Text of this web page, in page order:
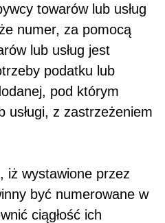
towarów lub usług
numer, za pomocą
lub usług jest
podatku lub
pod którym
usługi, z zastrzeżeniem
iż wystawione przez
być numerowane w
ciągłość ich